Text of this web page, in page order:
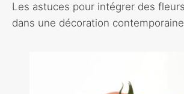
Les astuces pour intégrer des
dans une décoration contemporaine